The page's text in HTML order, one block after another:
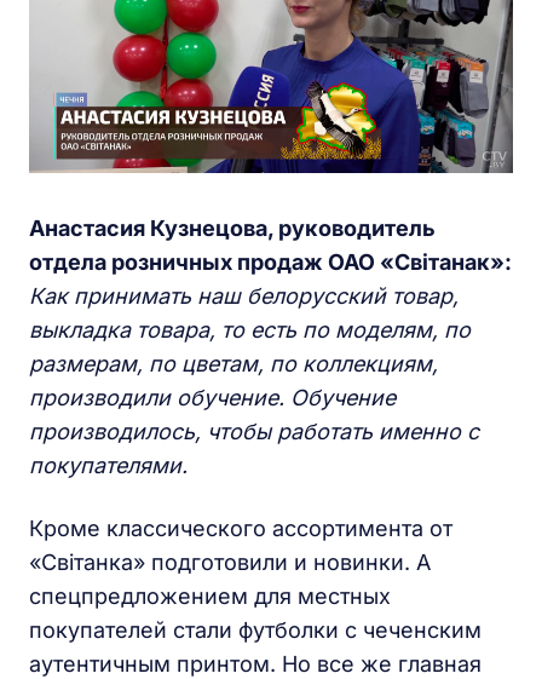
Анастасия Кузнецова, руководитель
отдела розничных продаж ОАО «Свiтанaк»:
Как принимать наш белорусский товар,
выкладка товара, то есть по моделям, по
размерам, по цветам, по коллекциям,
производили обучение. Обучение
производилось, чтобы работать именно с
покупателями.
Кроме классического ассортимента от
«Свiтанка» подготовили и новинки. А
спецпредложением для местных
покупателей стали футболки с чеченским
аутентичным принтом. Но все же главная